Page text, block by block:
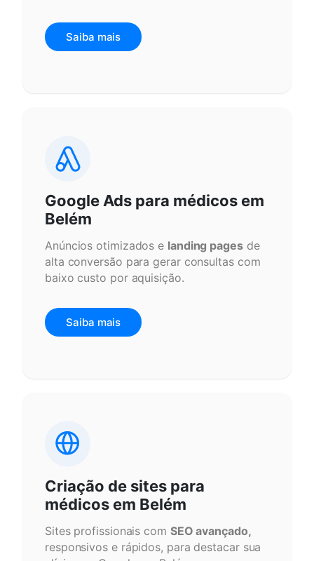
Saiba mais
Google Ads para médicos em
Belém
Anúncios otimizados e landing pagesde
alta conversão para gerar consultas com
baixo custo por aquisição.
Saiba mais
Criação de sites para
médicos em Belém
Sites profissionais com SEO avançado,
responsivos e rápidos, para destacar sua